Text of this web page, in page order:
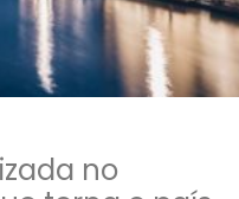
no